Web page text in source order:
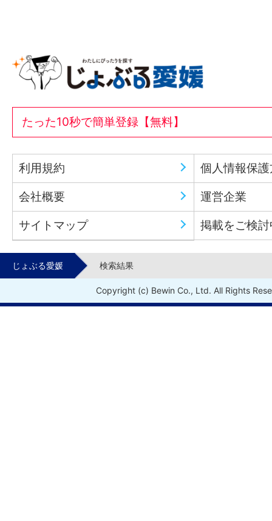
たった10秒で簡単登録【無料】
利用規約 個人情報保
会社概要 運営企業
サイトマップ 掲載をご検
じょぶる愛媛 検索結果
Copyright (c) Bewin Co., Ltd. All Rights